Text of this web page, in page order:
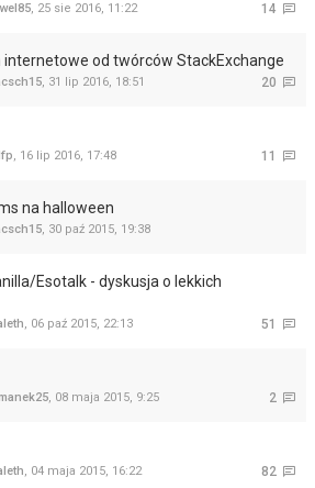
14
, 25 sie 2016, 11:22
internetowe od twórców StackExchange
20
, 31 lip 2016, 18:51
11
, 16 lip 2016, 17:48
na halloween
, 30 paź 2015, 19:38
Esotalk - dyskusja o lekkich
51
, 06 paź 2015, 22:13
2
, 08 maja 2015, 9:25
82
, 04 maja 2015, 16:22